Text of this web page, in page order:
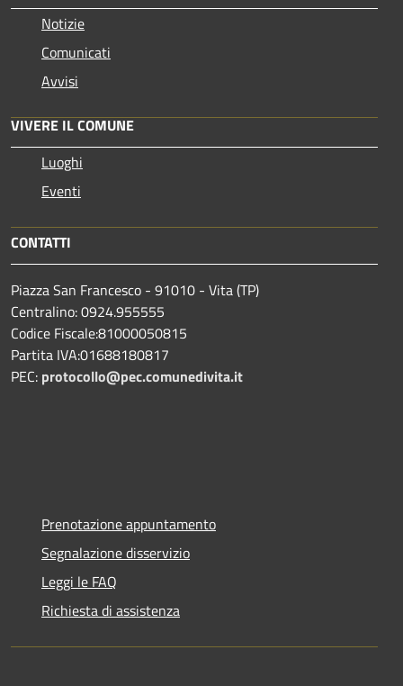
Notizie
Comunicati
Avvisi
VIVERE IL COMUNE
Luoghi
Eventi
CONTATTI
Piazza San Francesco - 91010 - Vita (TP)
Centralino: 0924.955555
Codice Fiscale:81000050815
Partita IVA:01688180817
PEC: protocollo@pec.comunedivita.it
Prenotazione appuntamento
Segnalazione disservizio
Leggi le FAQ
Richiesta di assistenza